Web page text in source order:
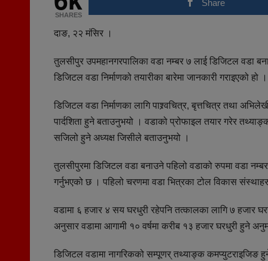
SHARES
Share
दाङ, २२ मंसिर ।
तुलसीपुर उपमहानगरपालिका वडा नम्बर ७ लाई डिजिटल वडा
डिजिटल वडा निर्माणको तयारीका बारेमा जानकारी गराइएको हो ।
डिजिटल वडा निर्माणका लागि पाश्र्वचित्र, बृत्तचित्र तथा
पार्दशिता हुने बताउनुभयो । वडाको प्रोफाइल तयार गरेर
सजिलो हुने अध्यक्ष जिसीले बताउनुभयो ।
तुलसीपुरमा डिजिटल वडा बनाउने पहिलो वडाको रुपमा वडा
गर्नुभएको छ । पहिलो चरणमा वडा भित्रका टोल विकास
वडामा ६ हजार ४ सय घरधुरी रहेपनि तत्कालका लागि ७
अनुसार वडामा आगामी १० वर्षमा करीब १३ हजार घरधुरी हुने
डिजिटल वडामा नागरिकको सम्पूणर् तथ्याङ्क कमप्युटराइजिङ